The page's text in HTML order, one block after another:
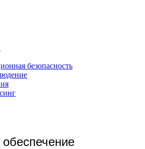
безопасность